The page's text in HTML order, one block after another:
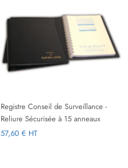
Registre Conseil de Surveillance -
Reliure Sécurisée à 15 anneaux
57,60 € HT